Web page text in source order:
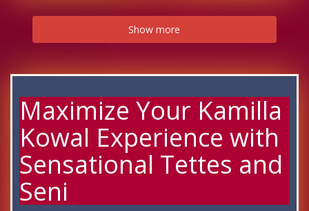
Show more
Maximize Your Kamilla
Kowal Experience with
Sensational Tettes and
Seni